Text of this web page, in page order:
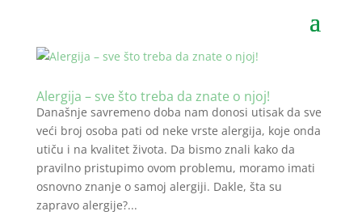
Alergija – sve što treba da znate o njoj!
Današnje savremeno doba nam donosi utisak da sve
veći broj osoba pati od neke vrste alergija, koje onda
utiču i na kvalitet života. Da bismo znali kako da
pravilno pristupimo ovom problemu, moramo imati
osnovno znanje o samoj alergiji. Dakle, šta su
zapravo alergije?...